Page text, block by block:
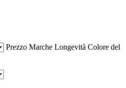
Prezzo Marche Longevità Colore del